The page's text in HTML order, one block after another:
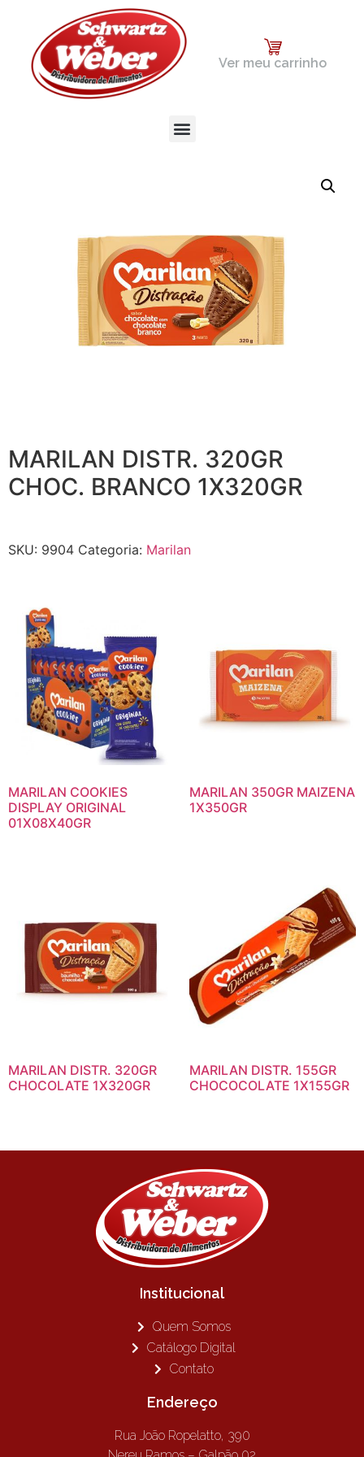
Ver meu carrinho
MARILAN DISTR. 320GR
CHOC. BRANCO 1X320GR
SKU: 9904 Categoria: Marilan
MARILAN COOKIES
DISPLAY ORIGINAL
01X08X40GR
MARILAN 350GR MAIZENA
1X350GR
MARILAN DISTR. 320GR
CHOCOLATE 1X320GR
MARILAN DISTR. 155GR
CHOCOCOLATE 1X155GR
Institucional
Quem Somos
Catálogo Digital
Contato
Endereço
Rua João Ropelatto, 390